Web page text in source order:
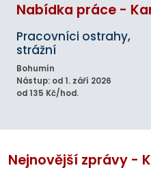
Nabídka práce -
Pracovníci ostrahy,
strážní
Bohumín
Nástup: od 1. září 2026
od 135 Kč/hod.
Nejnovější zprávy -